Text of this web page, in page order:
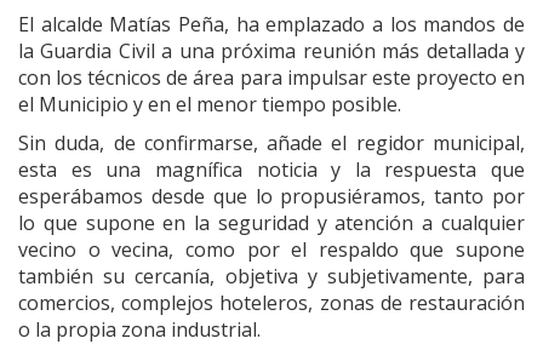
El alcalde Matías Peña, ha emplazado a los mandos de
la Guardia Civil a una próxima reunión más detallada y
con los técnicos de área para impulsar este proyecto en
el Municipio y en el menor tiempo posible.
Sin duda, de confirmarse, añade el regidor municipal,
esta es una magnífica noticia y la respuesta que
esperábamos desde que lo propusiéramos, tanto por
lo que supone en la seguridad y atención a cualquier
vecino o vecina, como por el respaldo que supone
también su cercanía, objetiva y subjetivamente, para
comercios, complejos hoteleros, zonas de restauración
o la propia zona industrial.